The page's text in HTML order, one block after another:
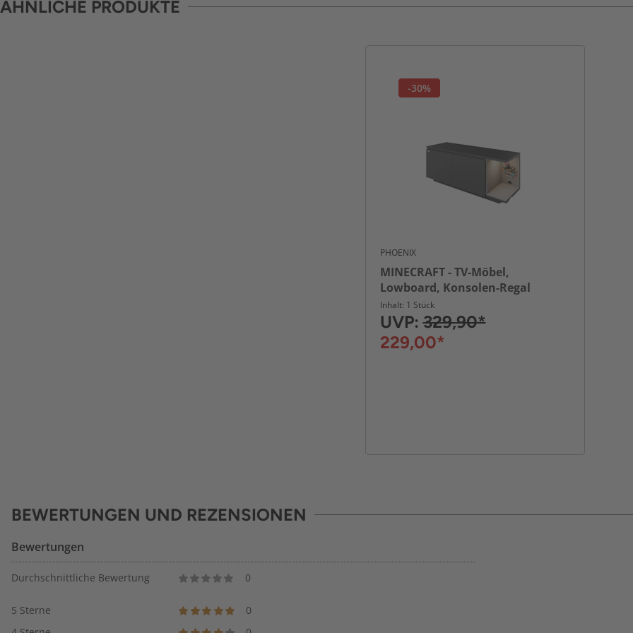
ÄHNLICHE PRODUKTE
-30%
PHOENIX
MINECRAFT - TV-Möbel,
Lowboard, Konsolen-Regal
Inhalt: 1 Stück
UVP:329,90*
229,00*
BEWERTUNGEN UND REZENSIONEN
Bewertungen
Durchschnittliche Bewertung 0
5 Sterne
0